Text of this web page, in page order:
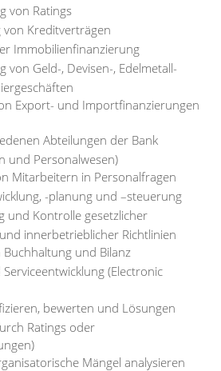
von Ratings
Kreditverträgen
Immobilienfinanzierung
von Geld-, Devisen-, Edelmetall-
Export- und Importfinanzierungen
Abteilungen der Bank
und Personalwesen)
Mitarbeitern in Personalfragen
-planung und –steuerung
und Kontrolle gesetzlicher
innerbetrieblicher Richtlinien
und Bilanz
(Electronic
bewerten und Lösungen
Ratings oder
Mängel analysieren